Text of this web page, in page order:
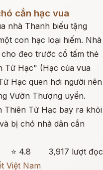
cắn hạc vua
nhà Thanh biếu tặng
con hạc loại hiếm. Nhà
đeo trước cổ tấm thẻ
Tử Hạc" (Hạc của vua
Hạc quen hơi người nên
Vườn Thượng uyển.
Thiên Tử Hạc bay ra khỏi
bị chó nhà dân cắn
⭐ 4.8
3,917 lượt đọc
Việt Nam